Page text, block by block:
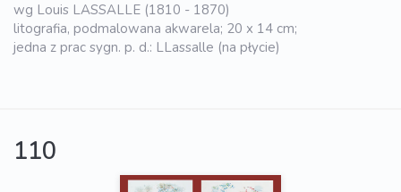
wg Louis LASSALLE (1810 - 1870)
litografia, podmalowana akwarela; 20 x 14 cm;
jedna z prac sygn. p. d.: LLassalle (na płycie)
110